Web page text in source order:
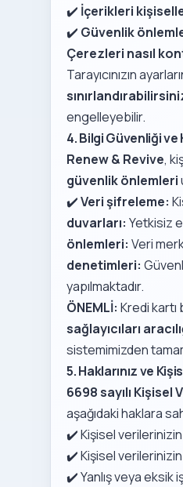
✔️ İçerikleri
✔️ Güvenlik
Çerezleri nasıl
Tarayıcınızın
engelleyebilir.
4. Bilgi Güvenliği
Renew & Revive,
güvenlik önlemleri
✔️Veri şifreleme:
duvarları: Yetkisiz
önlemleri: Veri
denetimleri:
yapılmaktadır.
ÖNEMLİ: Kredi kartı
sağlayıcıları
sistemimizden
5. Haklarınız ve
6698 sayılı Kişisel
aşağıdaki haklara
✔️ Kişisel verilerinizin
✔️ Kişisel verilerinizin
✔️ Yanlış veya eksik